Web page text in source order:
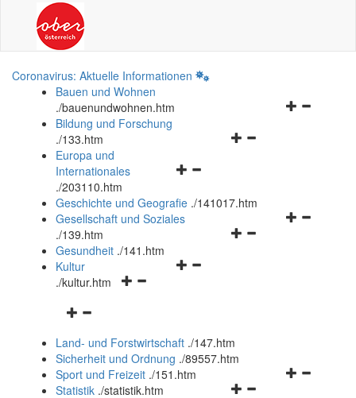
Coronavirus: Aktuelle Informationen
Bauen und Wohnen
./bauenundwohnen.htm
Navigationsmenü
Bildung und Forschung
./133.htm
Navigationsmenü
und
schließen
Europa und
Internationales
./203110.htm
Geschichte und Geografie ./141017.htm
Navigationsmenü
Gesellschaft und Soziales
./139.htm
Navigationsmenü
Gesundheit ./141.htm
Navigationsmenü
Kultur
./kultur.htm
Navigationsmenü
und
schließen
Land- und Forstwirtschaft ./147.htm
Sicherheit und Ordnung ./89557.htm
Navigationsmenü
Sport und Freizeit ./151.htm
Statistik ./statistik.htm